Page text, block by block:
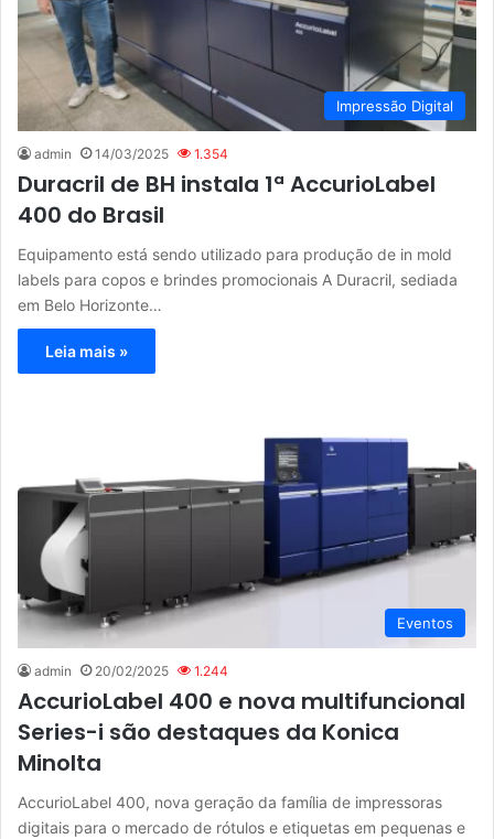
Impressão Digital
admin 14/03/2025 1.354
Duracril de BH instala 1ª AccurioLabel
400 do Brasil
Equipamento está sendo utilizado para produção de in mold
labels para copos e brindes promocionais A Duracril, sediada
em Belo Horizonte…
Leia mais »
Eventos
admin 20/02/2025 1.244
AccurioLabel 400 e nova multifuncional
Series-i são destaques da Konica
Minolta
AccurioLabel 400, nova geração da família de impressoras
digitais para o mercado de rótulos e etiquetas em pequenas e